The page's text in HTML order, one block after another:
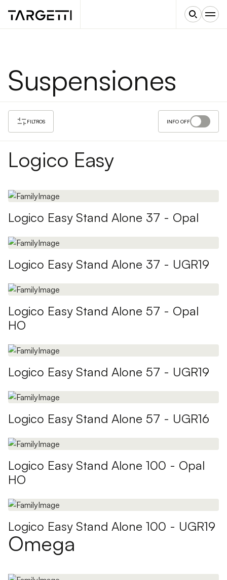
Suspensiones
FILTROS INFO OFF
Logico Easy
Logico Easy Stand Alone 37 - Opal
Logico Easy Stand Alone 37 - UGR19
Logico Easy Stand Alone 57 - Opal
HO
Logico Easy Stand Alone 57 - UGR19
Logico Easy Stand Alone 57 - UGR16
Logico Easy Stand Alone 100 - Opal
HO
Logico Easy Stand Alone 100 - UGR19
Omega